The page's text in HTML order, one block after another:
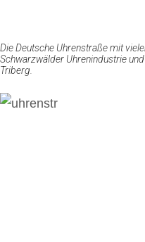
Die Deutsche Uhrenstraße mit
Schwarzwälder Uhrenindustrie
Triberg.